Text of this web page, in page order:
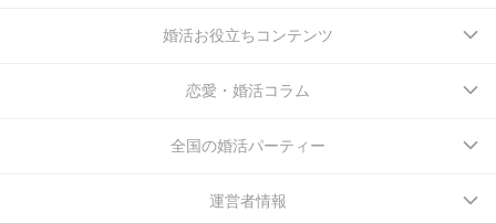
婚活お役立ちコンテンツ
恋愛・婚活コラム
全国の婚活パーティー
運営者情報